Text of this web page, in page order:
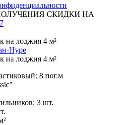
СКИДКИ НА
на лоджия 4 м²
на лоджия 4 м²
8 пог.м
3 шт.